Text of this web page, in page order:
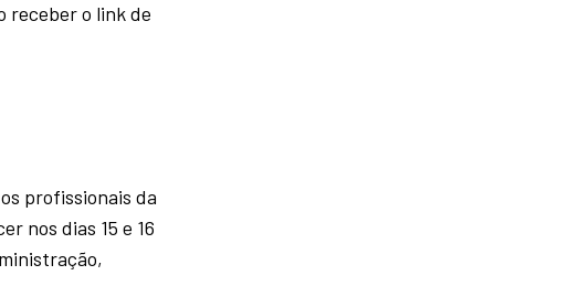
receber o link de
profissionais da
nos dias 15 e 16